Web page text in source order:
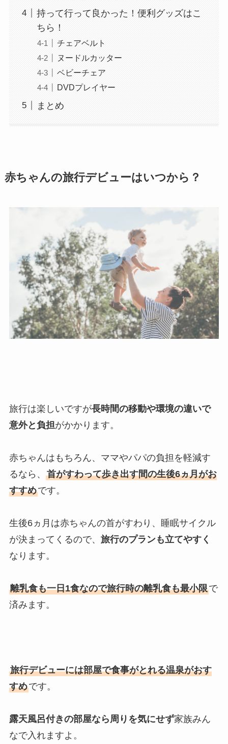
持って行って良かった！便利グッズはこ
ちら！
チェアベルト
ヌードルカッター
ベビーチェア
DVDプレイヤー
まとめ
赤ちゃんの旅行デビューはいつから？
旅行は楽しいですが長時間の移動や環境の違いで
意外と負担がかかります。
赤ちゃんはもちろん、ママやパパの負担を軽減す
るなら、 首がすわって歩き出す間の生後6ヵ月がお
すすめです。
生後6ヵ月は赤ちゃんの首がすわり、睡眠サイクル
が決まってくるので、 旅行のプランも立てやすく
なります。
離乳食も一日1食なので旅行時の離乳食も最小限で
済みます。
旅行デビューには部屋で食事がとれる温泉がおす
すめです。
露天風呂付きの部屋なら周りを気にせず家族みん
なで入れますよ。